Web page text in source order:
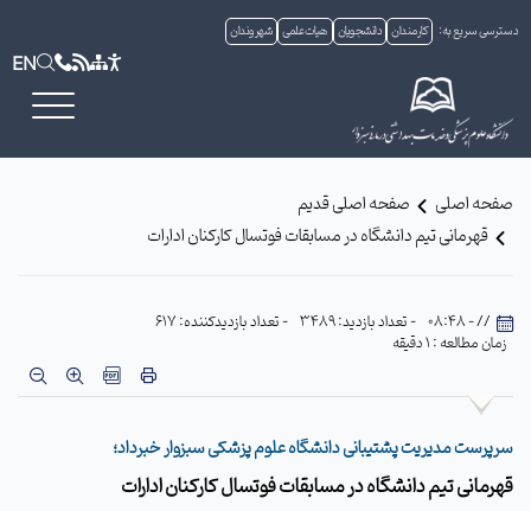
دسترسی سریع به: کارمندان دانشجویان هیات علمی شهروندان
EN
صفحه اصلی
صفحه اصلی قدیم
قهرمانی تیم دانشگاه در مسابقات فوتسال کارکنان ادارات
// - 08:48 - تعداد بازدید: 3489
- تعداد بازدیدکننده: 617
زمان مطالعه : 1 دقیقه
سرپرست مدیریت پشتیبانی دانشگاه علوم پزشکی سبزوار خبرداد؛
قهرمانی تیم دانشگاه در مسابقات فوتسال کارکنان ادارات